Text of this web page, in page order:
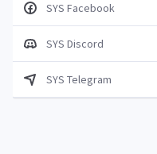
SYS Facebook
SYS Discord
SYS Telegram